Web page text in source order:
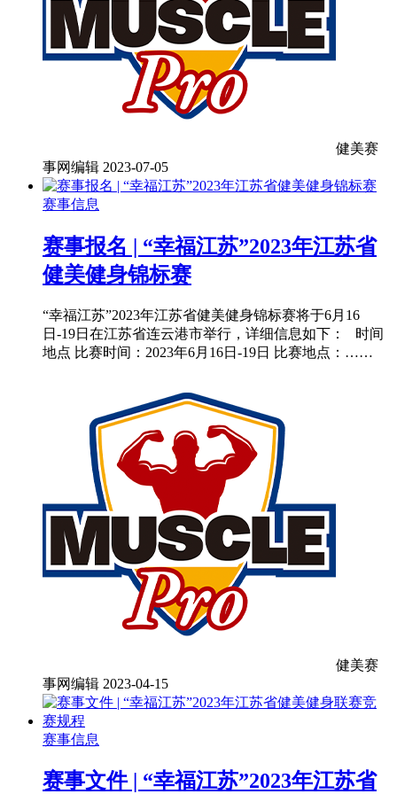
健美赛
事网编辑 2023-07-05
赛事信息
赛事报名 | “幸福江苏”2023年江苏省
健美健身锦标赛
“幸福江苏”2023年江苏省健美健身锦标赛将于6月16
日-19日在江苏省连云港市举行，详细信息如下： 时间
地点 比赛时间：2023年6月16日-19日 比赛地点：……
健美赛
事网编辑 2023-04-15
赛事信息
赛事文件 | “幸福江苏”2023年江苏省